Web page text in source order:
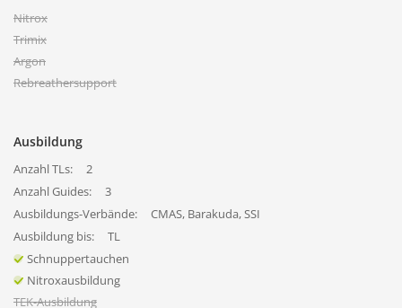
Nitrox
Trimix
Argon
Rebreathersupport
Ausbildung
Anzahl TLs:
2
Anzahl Guides:
3
Ausbildungs-Verbände:
CMAS, Barakuda, SSI
Ausbildung bis:
TL
Schnuppertauchen
Nitroxausbildung
TEK-Ausbildung